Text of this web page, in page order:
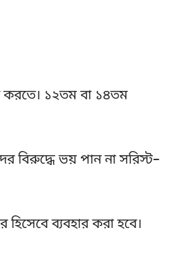
করতে। ১২তম বা ১৪তম
বিরুদ্ধে ভয় পান না সরিস্ট–
ব্যবহার করা হবে।